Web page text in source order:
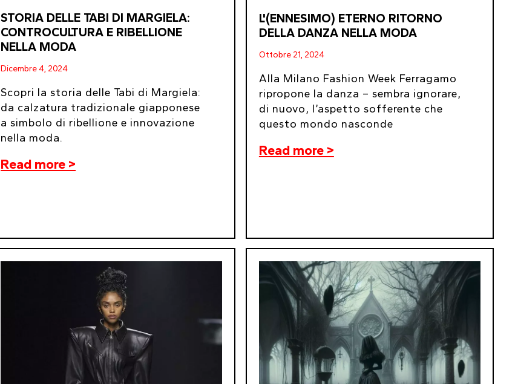
STORIA DELLE TABI DI MARGIELA:
CONTROCULTURA E RIBELLIONE
NELLA MODA
Dicembre 4, 2024
Scopri la storia delle Tabi di Margiela:
da calzatura tradizionale giapponese
a simbolo di ribellione e innovazione
nella moda.
Read more >
L'(ENNESIMO) ETERNO RITORNO
DELLA DANZA NELLA MODA
Ottobre 21, 2024
Alla Milano Fashion Week Ferragamo
ripropone la danza – sembra ignorare,
di nuovo, l’aspetto sofferente che
questo mondo nasconde
Read more >